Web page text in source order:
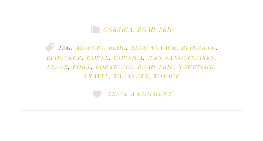
CORSICA, ROAD TRIP
TAG:AJACCIO, BLOG, BLOG VOYAGE, BLOGGING,
BLOGUEUR, CORSE, CORSICA, ILES SANGUINAIRES,
PLAGE, PORT, PORTICCIO, ROAD TRIP, TOURISME,
TRAVEL, VACANCES, VOYAGE
LEAVE A COMMENT